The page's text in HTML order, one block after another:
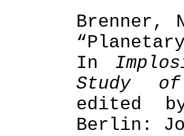
Brenner,
In
Study of
edited
Berlin: